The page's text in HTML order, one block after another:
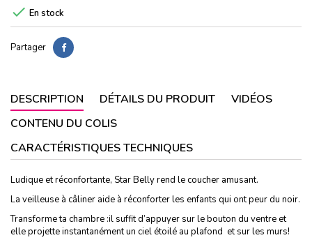
 En stock
Partager
DESCRIPTION DÉTAILS DU PRODUIT
VIDÉOS
CONTENU DU COLIS
CARACTÉRISTIQUES TECHNIQUES
Ludique et réconfortante, Star Belly rend le coucher amusant.
La veilleuse à câliner aide à réconforter les enfants qui ont peur du noir.
Transforme ta chambre :il suffit d’appuyer sur le bouton du ventre et
elle projette instantanément un ciel étoilé au plafond et sur les murs!